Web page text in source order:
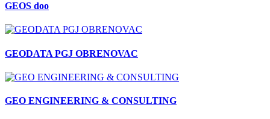
GEOS doo
GEODATA PGJ OBRENOVAC
GEO ENGINEERING & CONSULTING